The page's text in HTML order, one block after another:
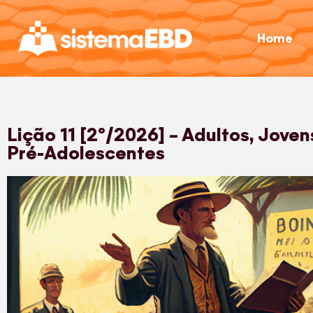
Home
Lição 11 [2º/2026] – Adultos,
Pré-Adolescentes